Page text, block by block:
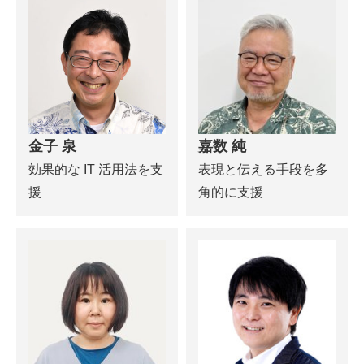
金子 泉
効果的な IT 活用法を支
援
嘉数 純
表現と伝える手段を多
角的に支援